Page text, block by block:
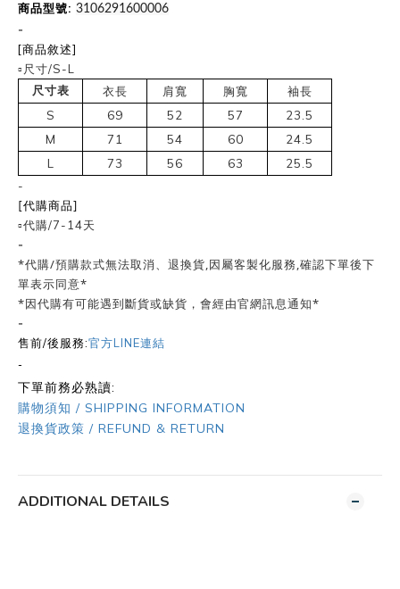
商品型號: 3106291600006
-
[商品敘述]
▫️尺寸/S-L
尺寸表 衣長 肩寬 胸寬
袖長
S
69 52 57
23.5
M
71 54 60
24.5
L
73 56 63
25.5
-
[代購商品]
▫️代購/7-14天
-
*代購/預購款式無法取消、退換貨,因屬客製化服務,確認下單後下
單表示同意*
*因代購有可能遇到斷貨或缺貨，會經由官網訊息通知*
-
售前/後服務:官方LINE連結
-
下單前務必熟讀:
購物須知 / SHIPPING INFORMATION
退換貨政策 / REFUND & RETURN
ADDITIONAL DETAILS